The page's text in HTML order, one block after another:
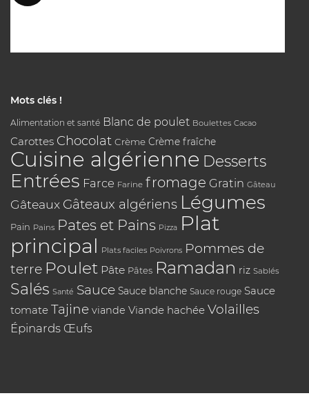
Mots clés !
Alimentation et santé Blanc de poulet Boulettes Cacao
Carottes Chocolat Crème Crème fraîche
Cuisine algérienne Desserts
Entrées Farce Farine fromage Gratin Gâteau
Gâteaux Gâteaux algériens Légumes
Pain Pains Pates et Pains Pizza Plat
principal Plats faciles Poivrons Pommes de
terre Poulet Pâte Pâtes Ramadan riz Sablés
Salés Santé Sauce Sauce blanche Sauce rouge Sauce
tomate Tajine viande Viande hachée Volailles
Épinards Œufs